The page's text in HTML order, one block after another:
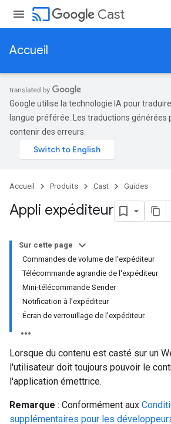
cast Cast
Accueil
Google utilise la technologie IA pour
langue préférée. Les traductions générées
contenir des erreurs.
Accueil Produits Cast Guides
Appli expéditeur
Sur cette page
Commandes de volume de l'expéditeur
Télécommande agrandie de l'expéditeur
Mini-télécommande Sender
Notification à l'expéditeur
Écran de verrouillage de l'expéditeur
Lorsque du contenu est casté sur un
l'utilisateur doit toujours pouvoir le
l'application émettrice.
Remarque : Conformément aux
supplémentaires pour les